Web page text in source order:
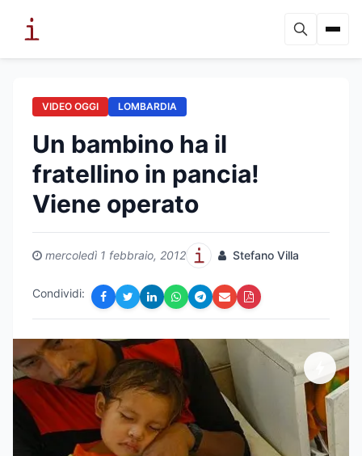
VIDEO OGGI LOMBARDIA
Un bambino ha il
fratellino in pancia!
Viene operato
mercoledì 1 febbraio, 2012 Stefano Villa
Condividi: